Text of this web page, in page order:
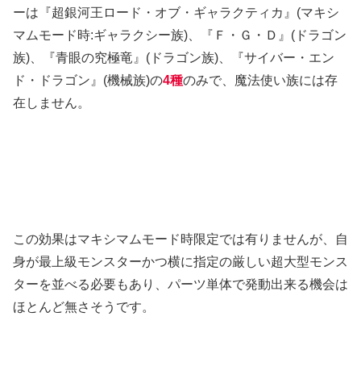
ーは『超銀河王ロード・オブ・ギャラクティカ』(マキシ
マムモード時:ギャラクシー族)、『Ｆ・Ｇ・Ｄ』(ドラゴン
族)、『青眼の究極竜』(ドラゴン族)、『サイバー・エン
ド・ドラゴン』(機械族)の4種のみで、魔法使い族には存
在しません。
この効果はマキシマムモード時限定では有りませんが、自
身が最上級モンスターかつ横に指定の厳しい超大型モンス
ターを並べる必要もあり、パーツ単体で発動出来る機会は
ほとんど無さそうです。